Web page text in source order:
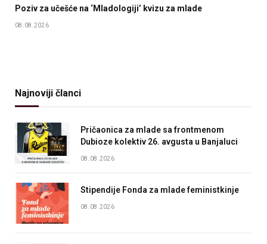
Poziv za učešće na ‘Mladologiji’ kvizu za mlade
08.08.2026
Najnoviji članci
Pričaonica za mlade sa frontmenom
Dubioze kolektiv 26. avgusta u Banjaluci
08.08.2026
Stipendije Fonda za mlade feministkinje
08.08.2026